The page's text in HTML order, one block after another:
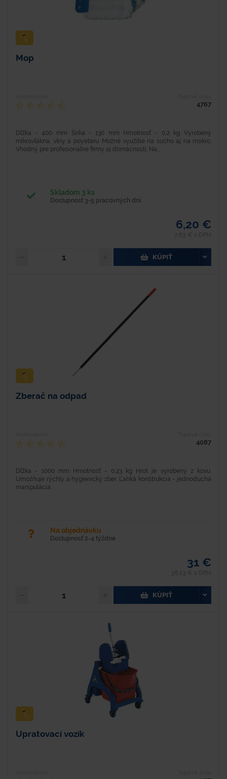
Mop
4767
Dĺžka - 400 mm Šírka - 130 mm Hmotnosť - 0,2 kg Vyrobený
mikrovlákna, vlny a poyeteru. Možné využitie na sucho aj na mokro.
Vhodný pre profesionálne firmy aj domácnosti. Na...
Skladom 3 ks
Dostupnosť 3-5 pracovných dní
6,20 €
KÚPIŤ
Zberač na odpad
4087
Dĺžka - 1000 mm Hmotnosť - 0,23 kg Hrot je vyrobený z kovu.
Umožňuje rýchly a hygienický zber. Ľahká konštrukcia - jednoduchá
manipulácia.
Na objednávku
Dostupnosť 2-4 týždne
31 €
KÚPIŤ
Upratovací vozík